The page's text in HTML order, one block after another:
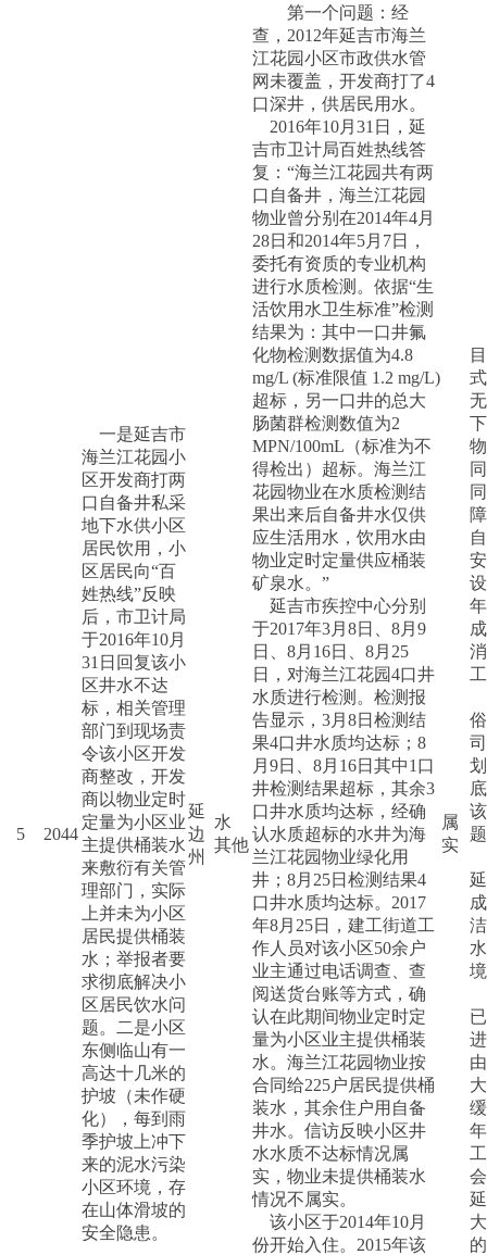
5 2044
一是延吉市
海兰江花园小
区开发商打两
口自备井私采
地下水供小区
居民饮用，小
区居民向“百
姓热线”反映
后，市卫计局
于2016年10月
31日回复该小
区井水不达
标，相关管理
部门到现场责
令该小区开发
商整改，开发
商以物业定时
定量为小区业
主提供桶装水
来敷衍有关管
理部门，实际
上并未为小区
居民提供桶装
水；举报者要
求彻底解决小
区居民饮水问
题。二是小区
东侧临山有一
高达十几米的
护坡（未作硬
化），每到雨
季护坡上冲下
来的泥水污染
小区环境，存
在山体滑坡的
安全隐患。
延
边
州
水
其他
第一个问题：经
查，2012年延吉市海兰
江花园小区市政供水管
网未覆盖，开发商打了4
口深井，供居民用水。
2016年10月31日，延
吉市卫计局百姓热线答
复：“海兰江花园共有两
口自备井，海兰江花园
物业曾分别在2014年4月
28日和2014年5月7日，
委托有资质的专业机构
进行水质检测。依据“生
活饮用水卫生标准”检测
结果为：其中一口井氟
化物检测数据值为4.8
mg/L (标准限值 1.2 mg/L)
超标，另一口井的总大
肠菌群检测数值为2
MPN/100mL（标准为不
得检出）超标。海兰江
花园物业在水质检测结
果出来后自备井水仅供
应生活用水，饮用水由
物业定时定量供应桶装
矿泉水。”
延吉市疾控中心分别
于2017年3月8日、8月9
日、8月16日、8月25
日，对海兰江花园4口井
水质进行检测。检测报
告显示，3月8日检测结
果4口井水质均达标；8
月9日、8月16日其中1口
井检测结果超标，其余3
口井水质均达标，经确
认水质超标的水井为海
兰江花园物业绿化用
井；8月25日检测结果4
口井水质均达标。2017
年8月25日，建工街道工
作人员对该小区50余户
业主通过电话调查、查
阅送货台账等方式，确
认在此期间物业定时定
量为小区业主提供桶装
水。海兰江花园物业按
合同给225户居民提供桶
装水，其余住户用自备
井水。信访反映小区井
水水质不达标情况属
实，物业未提供桶装水
情况不属实。
该小区于2014年10月
份开始入住。2015年该
属
实